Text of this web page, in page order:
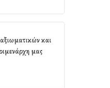
και
μας